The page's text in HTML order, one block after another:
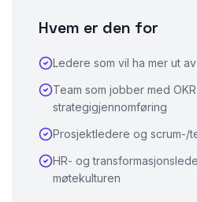
Hvem er den for
Ledere som vil ha mer ut
Team som jobber med
strategigjennomføring
Prosjektledere og scrum-/
HR- og
møtekulturen